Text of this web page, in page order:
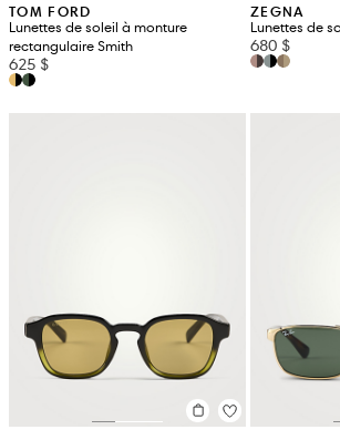
TOM FORD
Lunettes de soleil à monture
rectangulaire Smith
625 $
ZEGNA
Lunettes de
680 $